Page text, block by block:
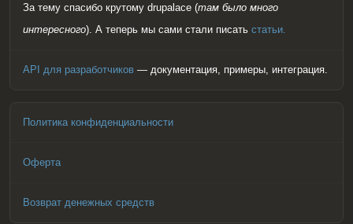
За тему спасибо крутому drupalace (там было много
интересного). А теперь мы сами стали писать статьи.
API для разработчиков — документация, примеры, интеграция.
Политика конфиденциальности
Оферта
Возврат денежных средств